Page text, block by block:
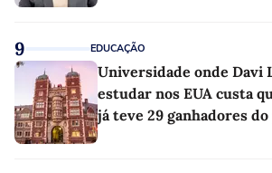
9 EDUCAÇÃO
Universidade onde Davi
estudar nos EUA custa
já teve 29 ganhadores